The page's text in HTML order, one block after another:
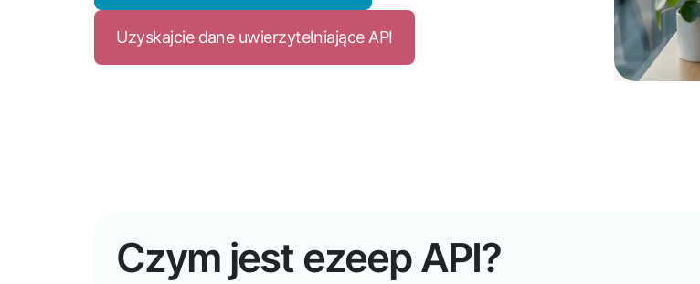
Uzyskajcie dane uwierzytelniające API
Czym jest ezeep API?